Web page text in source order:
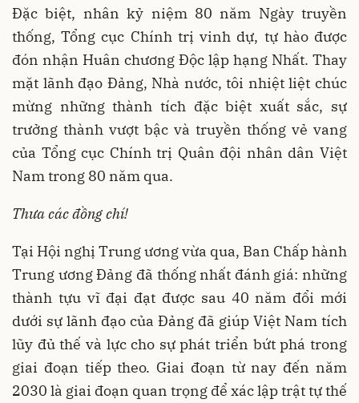
Đặc biệt, nhân kỷ niệm 80 năm Ngày truyền
thống, Tổng cục Chính trị vinh dự, tự hào được
đón nhận Huân chương Độc lập hạng Nhất. Thay
mặt lãnh đạo Đảng, Nhà nước, tôi nhiệt liệt chúc
mừng những thành tích đặc biệt xuất sắc, sự
trưởng thành vượt bậc và truyền thống vẻ vang
của Tổng cục Chính trị Quân đội nhân dân Việt
Nam trong 80 năm qua.
Thưa các đồng chí!
Tại Hội nghị Trung ương vừa qua, Ban Chấp hành
Trung ương Đảng đã thống nhất đánh giá: những
thành tựu vĩ đại đạt được sau 40 năm đổi mới
dưới sự lãnh đạo của Đảng đã giúp Việt Nam tích
lũy đủ thế và lực cho sự phát triển bứt phá trong
giai đoạn tiếp theo. Giai đoạn từ nay đến năm
2030 là giai đoạn quan trọng để xác lập trật tự thế